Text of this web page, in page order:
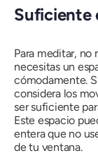
Suficiente
Para meditar, no
necesitas un
cómodamente.
considera los
ser suficiente
Este espacio
entera que no
de tu ventana.